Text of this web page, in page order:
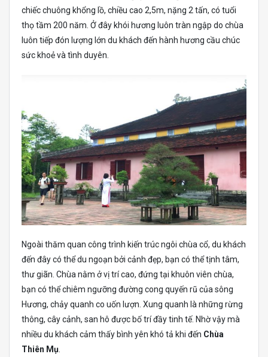
chiếc chuông khổng lồ, chiều cao 2,5m, nặng 2 tấn, có tuổi
thọ tầm 200 năm. Ở đây khói hương luôn tràn ngập do chùa
luôn tiếp đón lượng lớn du khách đến hành hương cầu chúc
sức khoẻ và tình duyên.
Ngoài thăm quan công trình kiến trúc ngôi chùa cổ, du khách
đến đây có thể du ngoạn bởi cảnh đẹp, bạn có thể tịnh tâm,
thư giãn. Chùa nằm ở vị trí cao, đứng tại khuôn viên chùa,
bạn có thể chiêm ngưỡng đường cong quyến rũ của sông
Hương, chảy quanh co uốn lượn. Xung quanh là những rừng
thông, cây cảnh, san hô được bố trí đầy tinh tế. Nhờ vậy mà
nhiều du khách cảm thấy bình yên khó tả khi đến Chùa
Thiên Mụ